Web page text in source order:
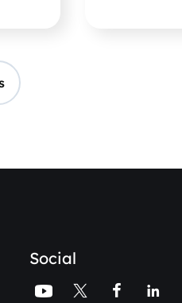
Social
   